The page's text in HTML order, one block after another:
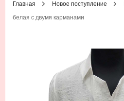
Главная Новое поступление
белая с двумя карманами